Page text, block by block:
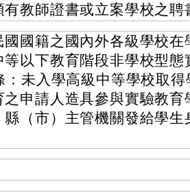
教師證書或立案學校之聘
國籍之國內外各級學校在
等以下教育階段非學校型態
未入學高級中等學校取得
申請人造具參與實驗教育
（市）主管機關發給學生